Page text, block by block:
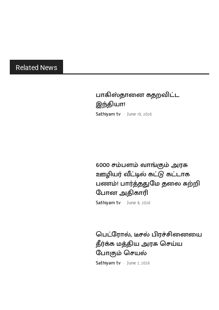
Related News
பாகிஸ்தானை கதறவிட்ட
இந்தியா!
Sathiyam tv - June 19, 2026
6000 சம்பளம் வாங்கும் அரசு
ஊழியர் வீட்டில் கட்டு கட்டாக
பணம்! பார்த்ததுமே தலை சுற்றி
போன அதிகாரி
Sathiyam tv - June 8, 2026
பெட்ரோல், டீசல் பிரச்சினையை
தீர்க்க மத்திய அரசு செய்ய
போகும் செயல்
Sathiyam tv - June 7, 2026